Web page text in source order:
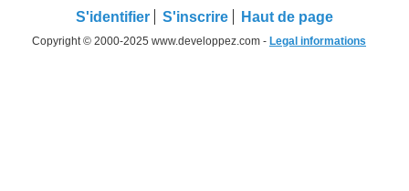
S'identifier S'inscrire Haut de page
Copyright © 2000-2025 www.developpez.com - Legal informations